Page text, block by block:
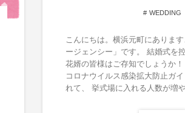
WEDDING
こんにちは。横浜元町にありま
ージェンシー」です。 結婚式を
花婿の皆様はご存知でしょうか
コロナウイルス感染拡大防止ガ
れて、 挙式場に入れる人数が増